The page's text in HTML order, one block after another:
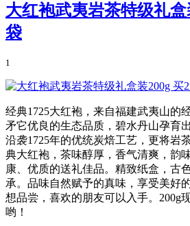
大红袍武夷岩茶特级礼盒
袋
1
经典1725大红袍，来自福建武夷山的
矛它优良的生态品质，碧水丹山孕育
沿袭1725年的优统炭焙工艺，更将岩
典大红袍，茶味醇厚，香气清爽，韵
康、优质的送礼佳品。精致纸盒，古
承。品味自然赋予的真味，享受美好
想品尝，喜欢的朋友可以入手。200g
哟！